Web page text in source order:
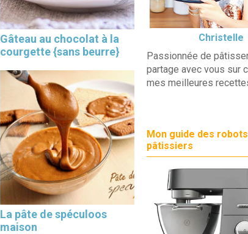
Gâteau au chocolat à la
courgette {sans beurre}
La pâte de spéculoos
maison
Christelle
Passionnée de
partage avec vous sur
mes meilleures
Mon guide des robots
pâtissiers
×